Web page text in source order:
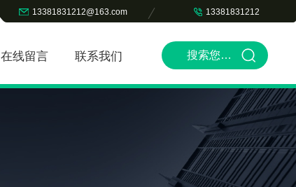
13381831212@163.com 13381831212
在线留言 联系我们